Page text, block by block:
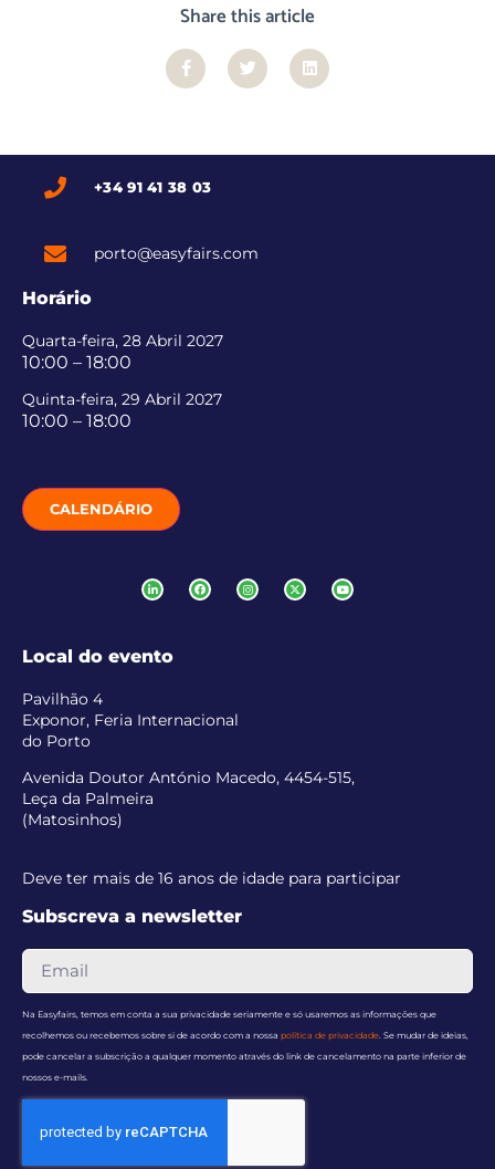
Share this article
+34 91 41 38 03
porto@easyfairs.com
Horário
Quarta-feira, 28 Abril 2027
10:00 – 18:00
Quinta-feira, 29 Abril 2027
10:00 – 18:00
CALENDÁRIO
Local do evento
Pavilhão 4
Exponor, Feria Internacional
do Porto
Avenida Doutor António Macedo, 4454-515,
Leça da Palmeira
(Matosinhos)
Deve ter mais de 16 anos de idade para participar
Subscreva a newsletter
Na Easyfairs, temos em conta a sua privacidade seriamente e só usaremos as informações que
recolhemos ou recebemos sobre si de acordo com a nossa política de privacidade . Se mudar de ideias,
pode cancelar a subscrição a qualquer momento através do link de cancelamento na parte inferior de
nossos e-mails.